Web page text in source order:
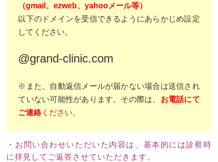
（gmail、ezweb、yahooメール等）
以下のドメインを受信できるようにあらかじめ設定
してください。
@grand-clinic.com
※また、自動返信メールが届かない場合は送信され
ていない可能性があります。その際は、 お電話にて
ご連絡ください。
・お問い合わせいただいた内容は、基本的には診察時
に拝見してご返答させていただきます。